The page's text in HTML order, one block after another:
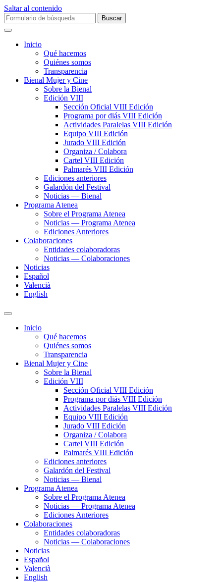
Saltar al contenido
Buscar:
Inicio
Qué hacemos
Quiénes somos
Transparencia
Bienal Mujer y Cine
Sobre la Bienal
Edición VIII
Sección Oficial VIII Edición
Programa por diás VIII Edición
Actividades Paralelas VIII Edición
Equipo VIII Edición
Jurado VIII Edición
Organiza / Colabora
Cartel VIII Edición
Palmarés VIII Edición
Ediciones anteriores
Galardón del Festival
Noticias — Bienal
Programa Atenea
Sobre el Programa Atenea
Noticias — Programa Atenea
Ediciones Anteriores
Colaboraciones
Entidades colaboradoras
Noticias — Colaboraciones
Noticias
Español
Valencià
English
Alternar
campoInicio
Qué hacemos
Quiénes somos
Transparencia
Bienal Mujer y Cine
Sobre la Bienal
Edición VIII
Sección Oficial VIII Edición
Programa por diás VIII Edición
Actividades Paralelas VIII Edición
Equipo VIII Edición
Jurado VIII Edición
Organiza / Colabora
Cartel VIII Edición
Palmarés VIII Edición
Ediciones anteriores
Galardón del Festival
Noticias — Bienal
Programa Atenea
Sobre el Programa Atenea
Noticias — Programa Atenea
Ediciones Anteriores
Colaboraciones
Entidades colaboradoras
Noticias — Colaboraciones
Noticias
Español
Valencià
English